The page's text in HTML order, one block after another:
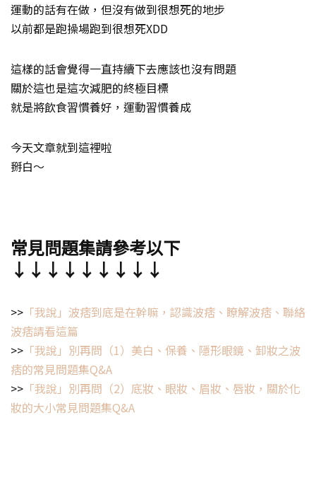
運動的話有在做，但沒有做到很想死的地步
以前都是跑操場跑到很想死XDD
這樣的話會覺得一直持續下去應該也沒有問題
關於這也是這次減肥的終極目標
就是將飲食習慣養好，運動習慣養成
今天文章就到這裡啦
掰白～
常見問題集請參考以下
↓↓↓↓↓↓↓↓↓
>> 「我說」波痞到底是在幹嘛，認識波痞、瞭解波痞、聯絡
波痞請看這篇
>> 「我說」別再問（1）美白、保養、隱形眼鏡、卸妝之波
痞的常見問題集Q&A
>> 「我說」別再問（2）底妝、眼妝、眉妝、唇妝，關於化
妝的大小常見問題集Q&A